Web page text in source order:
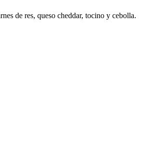
de res, queso cheddar, tocino y cebolla.